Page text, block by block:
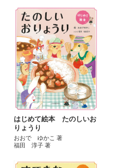
はじめて絵本 たのしいお
りょうり
おおで ゆかこ 著
福田 淳子 著